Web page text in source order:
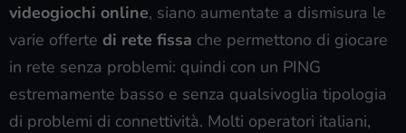
videogiochi online, siano aumentate a dismisura le
varie offerte di rete fissa che permettono di giocare
in rete senza problemi: quindi con un PING
estremamente basso e senza qualsivoglia tipologia
di problemi di connettività. Molti operatori italiani,